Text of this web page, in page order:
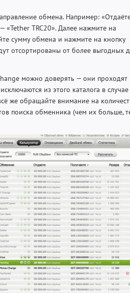
обмена. Например:
«Tether TRC20». Далее нажмите на
сумму обмена и нажмите на кнопку
отсортированы от более выгодных
можно доверять — они проходят
из этого каталога в случае
же обращайте внимание на
поиска обменника (чем их больше,